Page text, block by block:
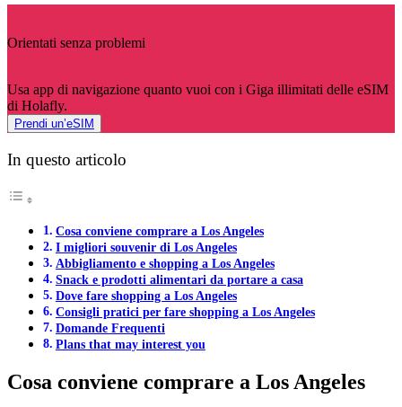
Orientati senza problemi
Usa app di navigazione quanto vuoi con i Giga illimitati delle eSIM
di Holafly.
Prendi un’eSIM
In questo articolo
Cosa conviene comprare a Los Angeles
I migliori souvenir di Los Angeles
Abbigliamento e shopping a Los Angeles
Snack e prodotti alimentari da portare a casa
Dove fare shopping a Los Angeles
Consigli pratici per fare shopping a Los Angeles
Domande Frequenti
Plans that may interest you
Cosa conviene comprare a Los Angeles